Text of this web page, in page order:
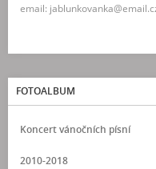
email:
FOTOALBUM
Koncert vánočních písní
2010-2018